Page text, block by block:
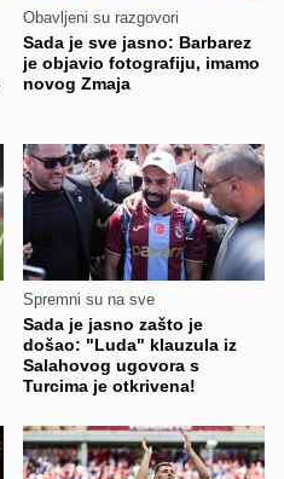
Obavljeni su razgovori
Sada je sve jasno: Barbarez
je objavio fotografiju, imamo
novog Zmaja
Spremni su na sve
Sada je jasno zašto je
došao: "Luda" klauzula iz
Salahovog ugovora s
Turcima je otkrivena!